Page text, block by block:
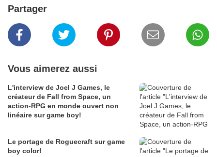
Partager
Vous aimerez aussi
L'interview de Joel J Games, le
créateur de Fall from Space, un
action-RPG en monde ouvert non
linéaire sur game boy!
Le portage de Roguecraft sur game
boy color!